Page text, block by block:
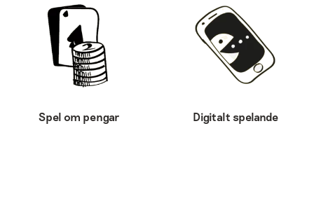
Spel om pengar Digitalt spelande